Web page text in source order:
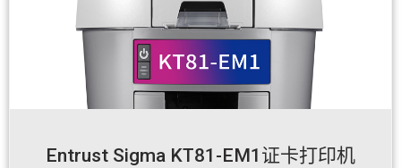
Entrust Sigma KT81-EM1证卡打印机